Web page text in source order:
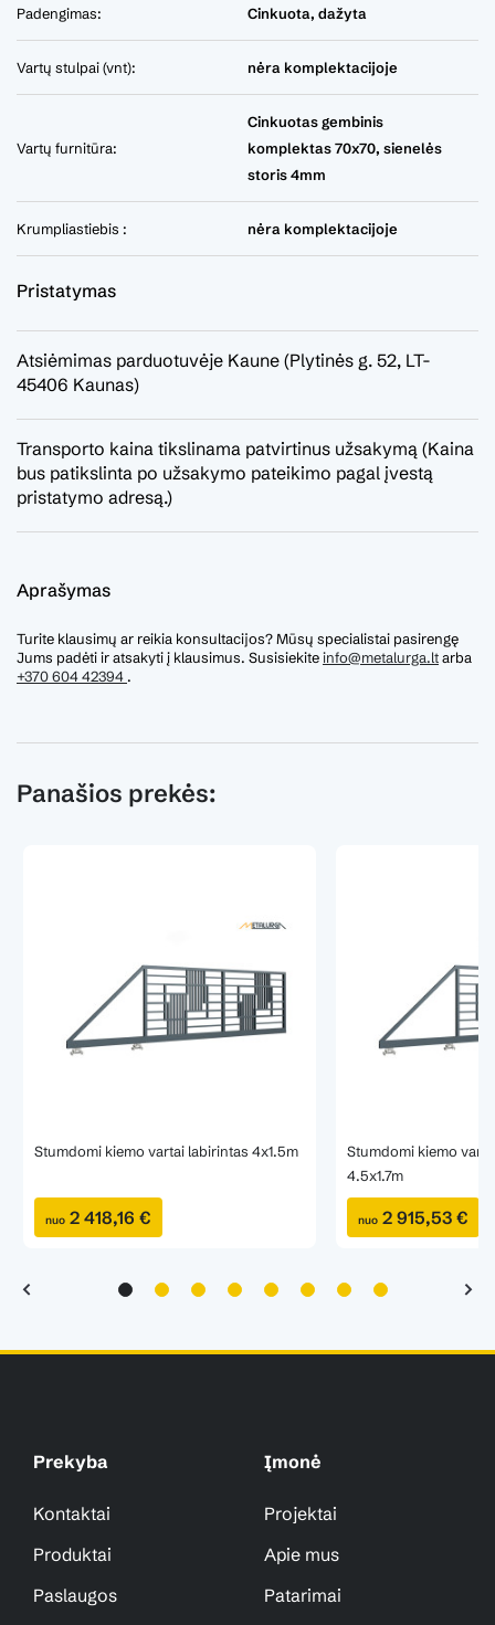
Aprašymas
Turite klausimų ar reikia konsultacijos? Mūsų specialistai pasirengę
Jums padėti ir atsakyti į klausimus. Susisiekiteinfo@metalurga.ltarba
+370 604 42394 .
Padengimas: Cinkuota, dažyta
Vartų stulpai (vnt): nėra komplektacijoje
Vartų furnitūra:
Cinkuotas gembinis
komplektas 70x70, sienelės
storis 4mm
Krumpliastiebis : nėra komplektacijoje
Pristatymas
Atsiėmimas parduotuvėje Kaune (Plytinės g. 52, LT-
45406 Kaunas)
Transporto kaina tikslinama patvirtinus užsakymą (Kaina
bus patikslinta po užsakymo pateikimo pagal įvestą
pristatymo adresą.)
Panašios prekės:
Stumdomi kiemo vartai labirintas 4x1.5m
nuo 2 418,16 €
Stumdomi kiemo
4.5x1.7m
nuo2 915,53 €
Prekyba
Kontaktai
Produktai
Paslaugos
Įmonė
Projektai
Apie mus
Patarimai